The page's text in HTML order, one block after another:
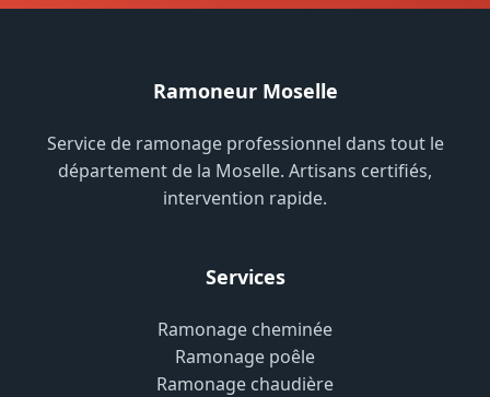
Ramoneur Moselle
Service de ramonage professionnel dans tout le
département de la Moselle. Artisans certifiés,
intervention rapide.
Services
Ramonage cheminée
Ramonage poêle
Ramonage chaudière